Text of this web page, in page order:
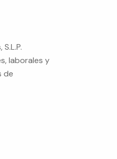
laborales y
de